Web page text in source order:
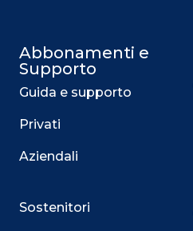
Abbonamenti e
Supporto
Guida e supporto
Privati
Aziendali
Sostenitori